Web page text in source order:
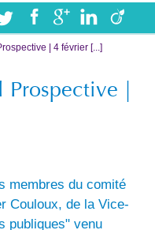
| 4 février [...]
Prospective |
membres du comité
Couloux, de la Vice-
publiques" venu